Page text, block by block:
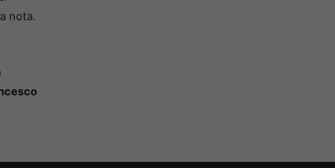
nota.